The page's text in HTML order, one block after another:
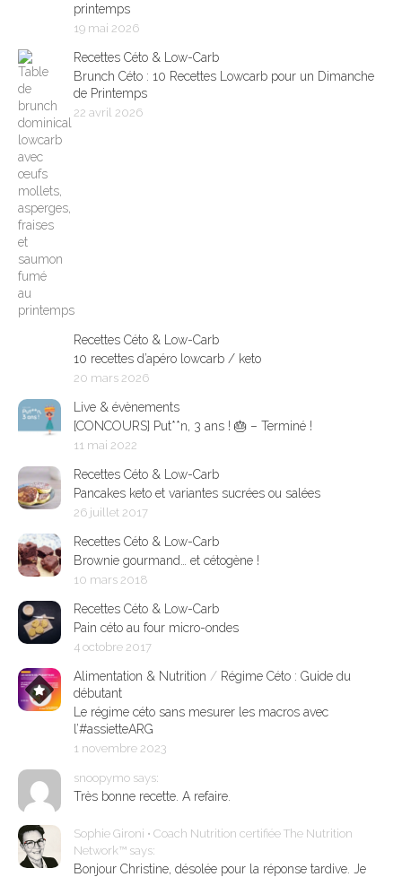
printemps
19 mai 2026
Recettes Céto & Low-Carb
Brunch Céto : 10 Recettes Lowcarb pour un Dimanche
de Printemps
22 avril 2026
Recettes Céto & Low-Carb
10 recettes d’apéro lowcarb / keto
20 mars 2026
Live & évènements
[CONCOURS] Put**n, 3 ans ! 🎂 – Terminé !
11 mai 2022
Recettes Céto & Low-Carb
Pancakes keto et variantes sucrées ou salées
26 juillet 2017
Recettes Céto & Low-Carb
Brownie gourmand… et cétogène !
10 mars 2018
Recettes Céto & Low-Carb
Pain céto au four micro-ondes
4 octobre 2017
Alimentation & Nutrition / Régime Céto : Guide du
débutant
Le régime céto sans mesurer les macros avec
l’#assietteARG
1 novembre 2023
snoopymo says:
Très bonne recette. A refaire.
Sophie Gironi • Coach Nutrition certifiée The Nutrition
Network™ says:
Bonjour Christine, désolée pour la réponse tardive. Je